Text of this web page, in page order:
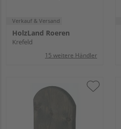
Verkauf & Versand
HolzLand Roeren
Krefeld
15 weitere Händler